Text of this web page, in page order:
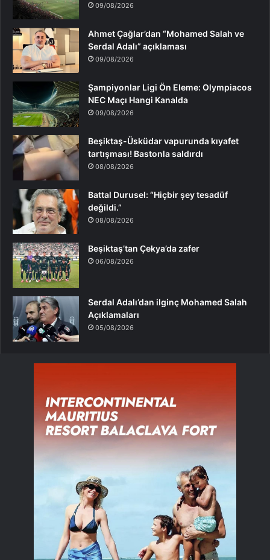
09/08/2026
Ahmet Çağlar’dan “Mohamed Salah ve
Serdal Adalı” açıklaması
09/08/2026
Şampiyonlar Ligi Ön Eleme: Olympiacos
NEC Maçı Hangi Kanalda
09/08/2026
Beşiktaş-Üsküdar vapurunda kıyafet
tartışması! Bastonla saldırdı
08/08/2026
Battal Durusel: “Hiçbir şey tesadüf
değildi.”
08/08/2026
Beşiktaş’tan Çekya’da zafer
06/08/2026
Serdal Adalı’dan ilginç Mohamed Salah
Açıklamaları
05/08/2026